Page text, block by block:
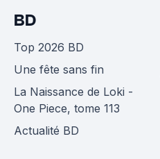
BD
Top 2026 BD
Une fête sans fin
La Naissance de Loki -
One Piece, tome 113
Actualité BD